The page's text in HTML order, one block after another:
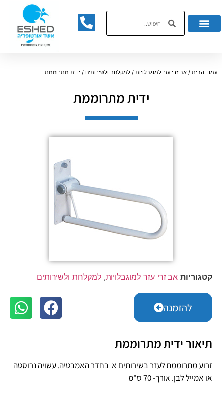
עמוד הבית / אביזרי עזר למוגבלויות / למקלחת ולשירותים / ידית מתרוממת
ידית מתרוממת
קטגוריות אביזרי עזר למוגבלויות, למקלחת ולשירותים
להזמנה
תיאור ידית מתרוממת
זרוע מתרוממת לעזר בשירותים או בחדר האמבטיה. עשויה נרוסטה
או אמייל לבן. אורך- 70 ס"מ